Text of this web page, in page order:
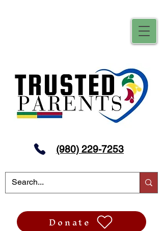
(980) 229-7253
Donate